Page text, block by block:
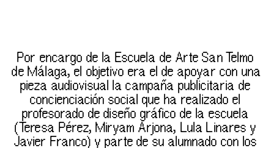
Por encargo de la Escuela de Arte San Telmo
de Málaga, el objetivo era el de apoyar con una
pieza audiovisual la campaña publicitaria de
concienciación social que ha realizado el
profesorado de diseño gráfico de la escuela
(Teresa Pérez, Miryam Arjona, Lula Linares y
Javier Franco) y parte de su alumnado con los